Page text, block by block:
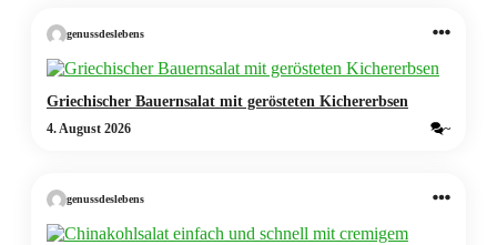
genussdeslebens
Griechischer Bauernsalat mit gerösteten Kichererbsen
4. August 2026 ~
genussdeslebens